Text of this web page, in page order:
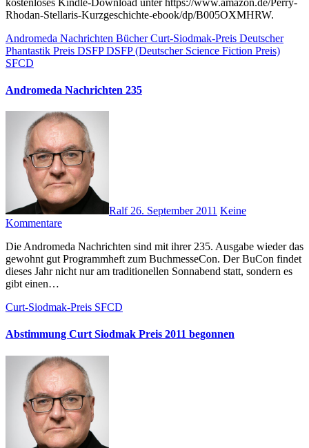
Rhodan-Stellaris-Kurzgeschichte-ebook/dp/B005OXMHRW.
Andromeda Nachrichten BücherCurt-Siodmak-Preis Deutscher
Phantastik Preis DSFPDSFP (Deutscher Science Fiction Preis)
SFCD
Andromeda Nachrichten 235
Ralf 26. September 2011 Keine
Kommentare
Die Andromeda Nachrichten sind mit ihrer 235. Ausgabe wieder das
gewohnt gut Programmheft zum BuchmesseCon. Der BuCon findet
dieses Jahr nicht nur am traditionellen Sonnabend statt, sondern es
gibt einen…
Curt-Siodmak-Preis SFCD
Abstimmung Curt Siodmak Preis 2011 begonnen